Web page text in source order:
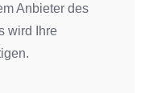
Anbieter des
wird Ihre